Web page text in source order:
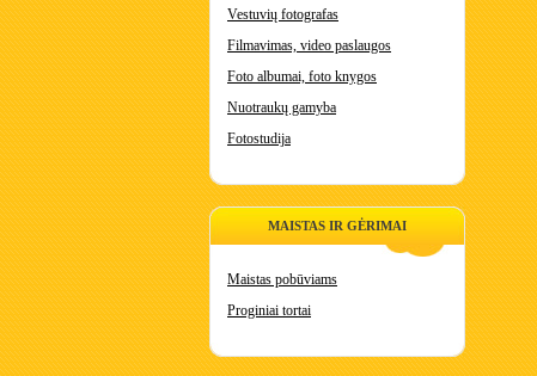
Vestuvių fotografas
Filmavimas, video paslaugos
Foto albumai, foto knygos
Nuotraukų gamyba
Fotostudija
MAISTAS IR GĖRIMAI
Maistas pobūviams
Proginiai tortai